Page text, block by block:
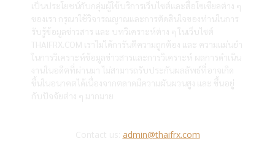
admin@thaifrx.com